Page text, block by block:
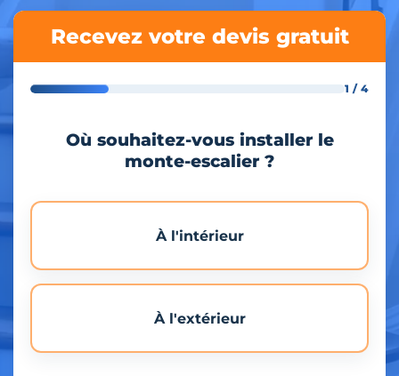
Recevez votre devis gratuit
1 / 4
Où souhaitez-vous installer le
monte-escalier ?
À l'intérieur
À l'extérieur